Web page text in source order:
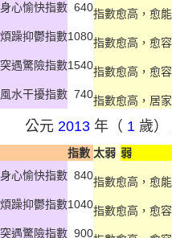
身心愉快指數 640指數愈高，愈
煩躁抑鬱指數1080指數愈高，愈
突遇驚險指數1540指數愈高，愈
風水干擾指數 740指數愈高，居
公元2013 年（ 1 歲）
指數 太弱 弱
身心愉快指數 840指數愈高，愈
煩躁抑鬱指數1040指數愈高，愈
突遇驚險指數 900